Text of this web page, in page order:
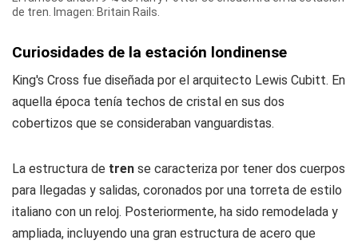
de tren. Imagen: Britain Rails.
Curiosidades de la estación londinense
King's Cross fue diseñada por el arquitecto Lewis Cubitt. En
aquella época tenía techos de cristal en sus dos
cobertizos que se consideraban vanguardistas.
La estructura de tren se caracteriza por tener dos cuerpos
para llegadas y salidas, coronados por una torreta de estilo
italiano con un reloj. Posteriormente, ha sido remodelada y
ampliada, incluyendo una gran estructura de acero que